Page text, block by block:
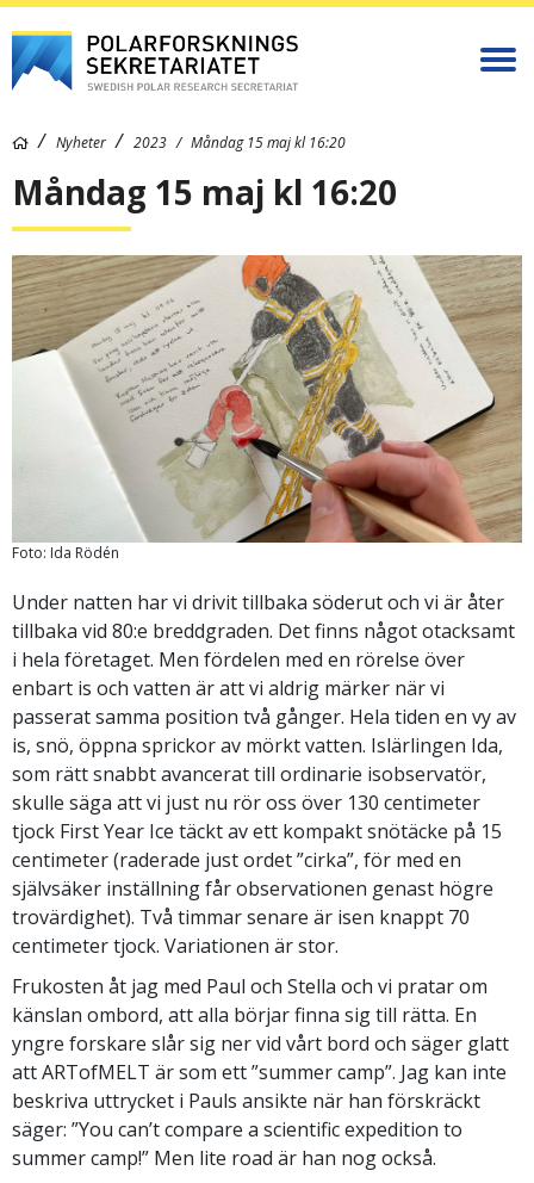
Nyheter 2023 Måndag 15 maj kl 16:20
Måndag 15 maj kl 16:20
Foto: Ida Rödén
Under natten har vi drivit tillbaka söderut och vi är åter
tillbaka vid 80:e breddgraden. Det finns något otacksamt
i hela företaget. Men fördelen med en rörelse över
enbart is och vatten är att vi aldrig märker när vi
passerat samma position två gånger. Hela tiden en vy av
is, snö, öppna sprickor av mörkt vatten. Islärlingen Ida,
som rätt snabbt avancerat till ordinarie isobservatör,
skulle säga att vi just nu rör oss över 130 centimeter
tjock First Year Ice täckt av ett kompakt snötäcke på 15
centimeter (raderade just ordet ”cirka”, för med en
självsäker inställning får observationen genast högre
trovärdighet). Två timmar senare är isen knappt 70
centimeter tjock. Variationen är stor.
Frukosten åt jag med Paul och Stella och vi pratar om
känslan ombord, att alla börjar finna sig till rätta. En
yngre forskare slår sig ner vid vårt bord och säger glatt
att ARTofMELT är som ett ”summer camp”. Jag kan inte
beskriva uttrycket i Pauls ansikte när han förskräckt
säger: ”You can’t compare a scientific expedition to
summer camp!” Men lite road är han nog också.